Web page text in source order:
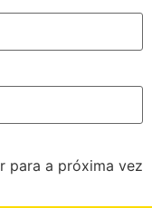
para a próxima vez